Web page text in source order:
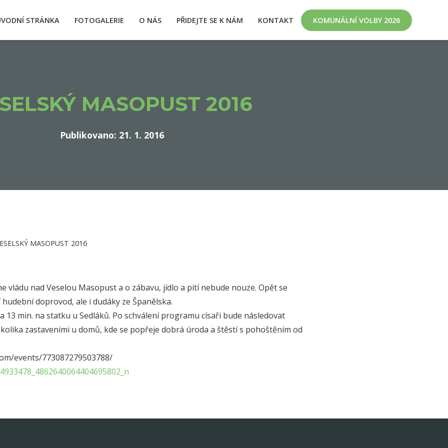
STRÁNKA FOTOGALERIE O NÁS PŘIDEJTE SE K NÁM KONTAKT KOMUNÁLNÍ VOLBY 2026
MASOPUST 2016
Publikovano: 21. 1. 2016
MASOPUST 2016
vládu nad Veselou Masopust a o zábavu, jídlo a pití nebude nouze. Opět se
doprovod, ale i dudáky ze Španělska.
13 min. na statku u Sedláků. Po schválení programu císaři bude následovat
zastaveními u domů, kde se popřeje dobrá úroda a štěstí s pohoštěním od
events/773087279503788/